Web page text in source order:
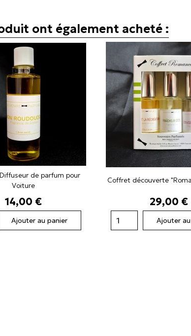
ont également acheté :
de parfum pour
Voiture
Prix
14,00 €
Ajouter au panier
Coffret découverte
Prix
29,00 €
Ajouter